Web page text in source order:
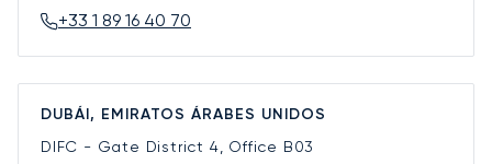
+33 1 89 16 40 70
DUBÁI, EMIRATOS ÁRABES UNIDOS
DIFC - Gate District 4, Office B03